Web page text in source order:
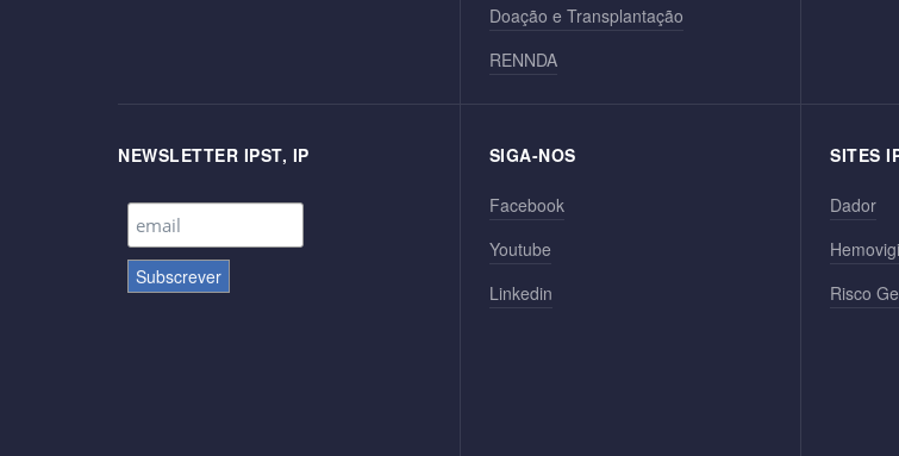
NEWSLETTER IPST, IP
Doação e Transplantação
RENNDA
SIGA-NOS
Facebook
Youtube
Linkedin
SITES
Dador
Risco